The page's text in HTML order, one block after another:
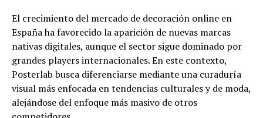
El crecimiento del mercado de decoración online en
España ha favorecido la aparición de nuevas marcas
nativas digitales, aunque el sector sigue dominado por
grandes players internacionales. En este contexto,
Posterlab busca diferenciarse mediante una curaduría
visual más enfocada en tendencias culturales y de moda,
alejándose del enfoque más masivo de otros